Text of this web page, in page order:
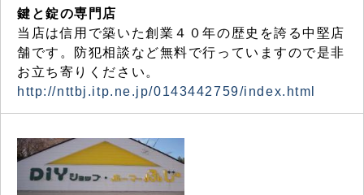
鍵と錠の専門店
当店は信用で築いた創業４０年の歴史を誇る中堅店
舗です。防犯相談など無料で行っていますので是非
お立ち寄りください。
http://nttbj.itp.ne.jp/0143442759/index.html